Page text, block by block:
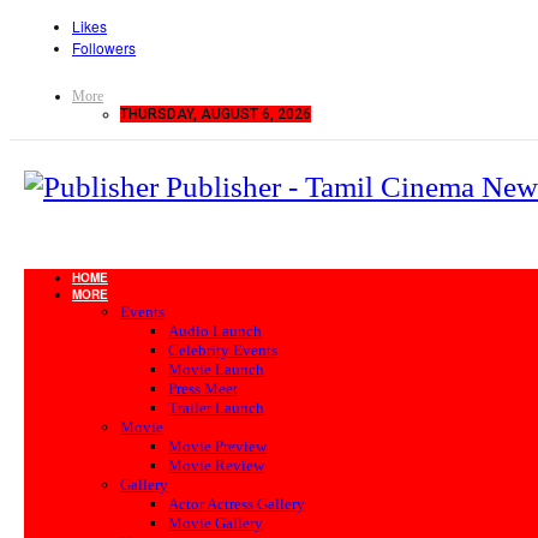
Likes
Followers
More
THURSDAY, AUGUST 6, 2026
Publisher - Tamil Cinema
HOME
MORE
Events
Audio Launch
Celebrity Events
Movie Launch
Press Meet
Trailer Launch
Movie
Movie Preview
Movie Review
Gallery
Actor Actress Gallery
Movie Gallery